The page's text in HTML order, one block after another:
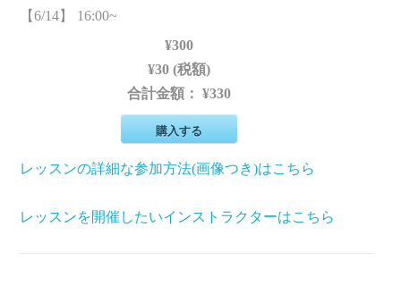
【6/14】 16:00~
¥300
¥30 (税額)
合計金額：¥330
購入する
レッスンの詳細な参加方法(画像つき)はこちら
レッスンを開催したいインストラクターはこちら